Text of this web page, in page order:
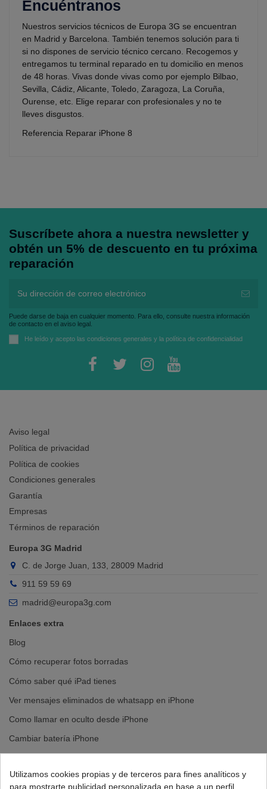
Encuéntranos
Nuestros servicios técnicos de Europa 3G se encuentran
en Madrid y Barcelona. También tenemos solución para ti
si no dispones de servicio técnico cercano. Recogemos y
entregamos tu terminal reparado en tu domicilio en menos
de 48 horas. Vivas donde vivas como por ejemplo Bilbao,
Sevilla, Cádiz, Alicante, Toledo, Zaragoza, La Coruña,
Ourense, etc. Elige reparar con profesionales y no te
lleves disgustos.
Referencia Reparar iPhone 8
Suscríbete ahora a nuestra newsletter y
obtén un 5% de descuento en tu próxima
reparación
Puede darse de baja en cualquier momento. Para ello, consulte nuestra información
de contacto en el aviso legal.
He leído y acepto las condiciones generales y la política de confidencialidad
Aviso legal
Política de privacidad
Política de cookies
Condiciones generales
Garantía
Empresas
Términos de reparación
Europa 3G Madrid
C. de Jorge Juan, 133, 28009 Madrid
911 59 59 69
madrid@europa3g.com
Enlaces extra
Blog
Cómo recuperar fotos borradas
Cómo saber qué iPad tienes
Ver mensajes eliminados de whatsapp en iPhone
Como llamar en oculto desde iPhone
Cambiar batería iPhone
Utilizamos cookies propias y de terceros para fines analíticos y
para mostrarte publicidad personalizada en base a un perfil